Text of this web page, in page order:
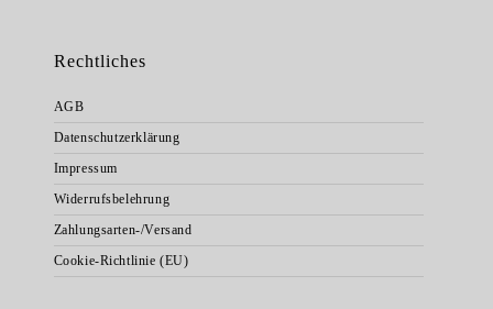
Rechtliches
AGB
Datenschutzerklärung
Impressum
Widerrufsbelehrung
Zahlungsarten-/Versand
Cookie-Richtlinie (EU)